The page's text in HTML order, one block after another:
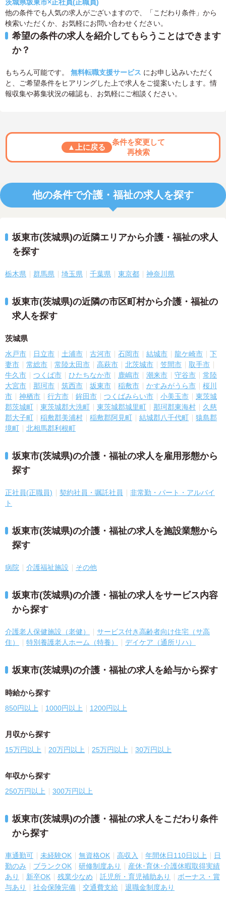
茨城県坂東市×正社員(正職員)
他の条件でも人気の求人がございますので、「こだわり条件」から
検索いただくか、お気軽にお問い合わせください。
希望の条件の求人を紹介してもらうことはできます
か？
もちろん可能です。 無料転職支援サービス にお申し込みいただく
と、ご希望条件をヒアリングした上で求人をご提案いたします。情
報収集や募集状況の確認も、お気軽にご相談ください。
▲上に戻る
条件を変更して
再検索
他の条件で介護・福祉の求人を探す
坂東市(茨城県)の近隣エリアから介護・福祉の求人
を探す
栃木県 群馬県 埼玉県 千葉県 東京都 神奈川県
坂東市(茨城県)の近隣の市区町村から介護・福祉の
求人を探す
茨城県
水戸市 日立市 土浦市 古河市 石岡市 結城市 龍ケ崎市
下
妻市
常総市 常陸太田市 高萩市 北茨城市 笠間市
取手市
牛久市
つくば市 ひたちなか市 鹿嶋市 潮来市 守谷市
常陸
大宮市
那珂市 筑西市 坂東市 稲敷市 かすみがうら市
桜川
市
神栖市 行方市 鉾田市 つくばみらい市 小美玉市
東茨城
郡茨城町
東茨城郡大洗町 東茨城郡城里町 那珂郡東海村
久慈
郡大子町
稲敷郡美浦村 稲敷郡阿見町 結城郡八千代町
猿島郡
境町
北相馬郡利根町
坂東市(茨城県)の介護・福祉の求人を雇用形態から
探す
正社員(正職員) 契約社員・嘱託社員
非常勤・パート・アルバイ
ト
坂東市(茨城県)の介護・福祉の求人を施設業態から
探す
病院 介護福祉施設 その他
坂東市(茨城県)の介護・福祉の求人をサービス内容
から探す
介護老人保健施設（老健）
サービス付き高齢者向け住宅（サ高
住）
特別養護老人ホーム（特養） デイケア（通所リハ）
坂東市(茨城県)の介護・福祉の求人を給与から探す
時給から探す
850円以上 1000円以上 1200円以上
月収から探す
15万円以上 20万円以上 25万円以上 30万円以上
年収から探す
250万円以上 300万円以上
坂東市(茨城県)の介護・福祉の求人をこだわり条件
から探す
車通勤可 未経験OK 無資格OK 高収入 年間休日110日以上
日
勤のみ
ブランクOK 研修制度あり
産休･育休･介護休暇取得実績
あり
新卒OK 残業少なめ 託児所・育児補助あり
ボーナス・賞
与あり
社会保険完備 交通費支給 退職金制度あり